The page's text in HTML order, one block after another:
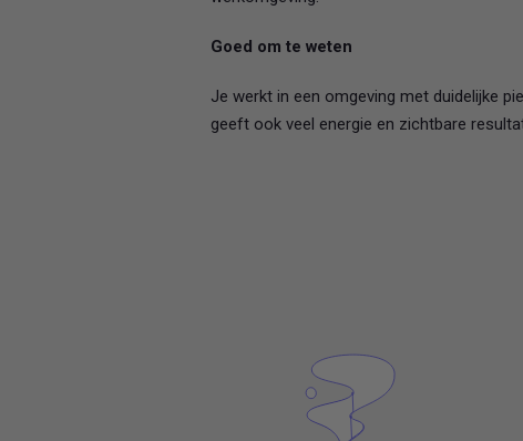
Goed om te weten
Je werkt in een omgeving met duidelijke
geeft ook veel energie en zichtbare